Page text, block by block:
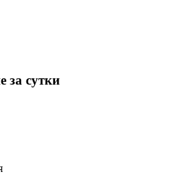
за сутки